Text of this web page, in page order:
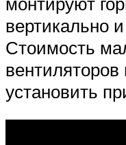
вертикально
Стоимость
установить